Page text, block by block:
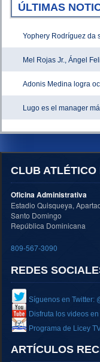
ÚLTIMAS
Yophery Rodríguez da
Mel Rojas Jr., Ángel
Adonis Medina logra
Lugo es el manager
CLUB ATLÉTICO
Oficina Administrativa
Estadio Quisqueya,
Santo Domingo
República Dominicana
809-567-3090
REDES
Síguenos en Twitter:
Disfruta los videos
Programa de Licey
ARTÍCULOS